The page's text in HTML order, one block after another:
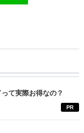
て実際お得なの？
PR